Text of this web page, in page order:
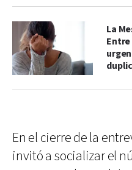
La
En el cierre de la
invitó a socializar el